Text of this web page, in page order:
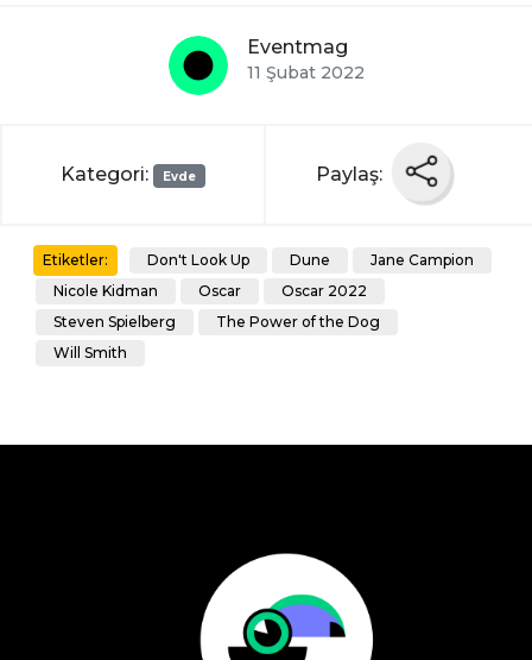
Eventmag
11 Şubat 2022
Kategori: Evde Paylaş:
Etiketler: Don't Look Up Dune
Jane Campion
Nicole Kidman
Oscar
Oscar 2022
Steven Spielberg
The Power of the Dog
Will Smith